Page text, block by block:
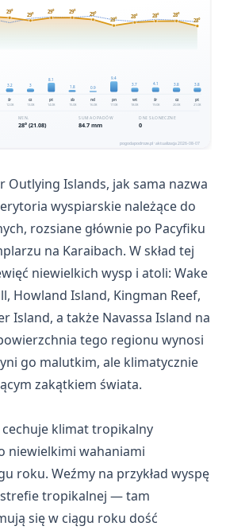
Outlying Islands, jak sama nazwa
wyspiarskie należące do
rozsiane głównie po Pacyfiku
na Karaibach. W skład tej
niewielkich wysp i atoli: Wake
Howland Island, Kingman Reef,
Island, a także Navassa Island na
tego regionu wynosi
go malutkim, ale klimatycznie
zakątkiem świata.
cechuje klimat tropikalny
niewielkimi wahaniami
roku. Weźmy na przykład wyspę
tropikalnej — tam
się w ciągu roku dość